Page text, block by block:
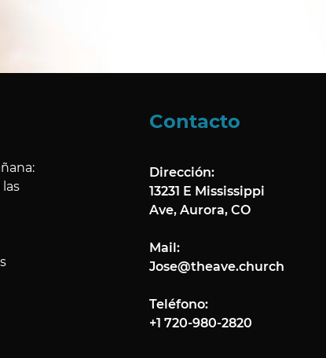
Contacto
Dirección:
13231 E Mississippi
Ave, Aurora, CO​
Mail:
Jose@theave.church
Teléfono:
+1 720-980-2820